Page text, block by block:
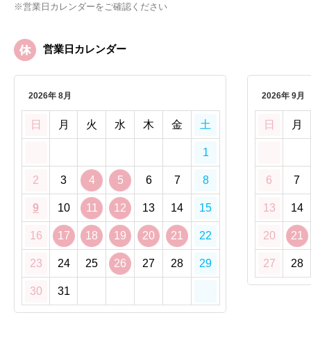
※営業日カレンダーをご確認ください
営業日カレンダー
2026年 8月
日 月 火 水 木 金 土
1
2 3 4 5 6 7 8
9 10 11 12 13 14 15
16 17 18 19 20 21 22
23 24 25 26 27 28 29
30 31
2026年 9月
日 月
6 7
13 14
20 21
27 28